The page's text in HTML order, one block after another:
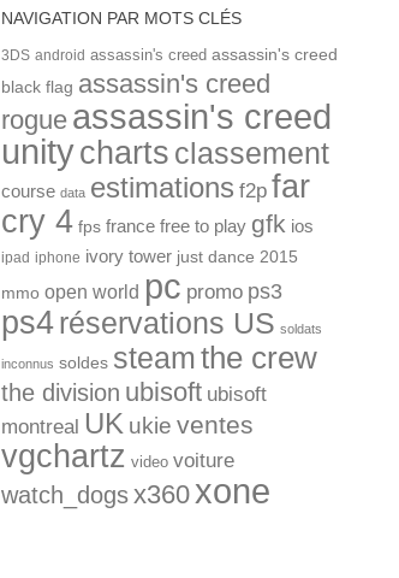
NAVIGATION PAR MOTS CLÉS
3DS android assassin's creed assassin's creed
black flag assassin's creed
rogue assassin's creed
unitycharts classement
course data estimations f2p far
cry 4 fps france free to play gfk ios
ipad iphone ivory tower just dance 2015
mmo open world pc promo ps3
ps4réservations US soldats
inconnus soldes steamthe crew
the division ubisoft ubisoft
montreal UK ukie ventes
vgchartz video voiture
watch_dogsx360 xone